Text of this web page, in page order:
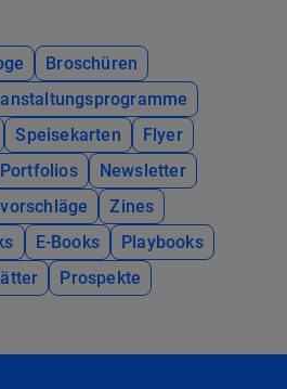
Broschüren
Speisekarten
Flyer
Portfolios
Newsletter
Zines
E-Books
Playbooks
Prospekte